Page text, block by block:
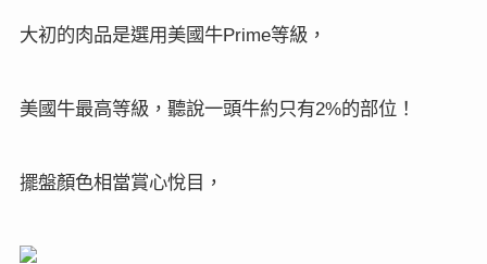
大初的肉品是選用美國牛Prime等級，
美國牛最高等級，聽說一頭牛約只有2%的部位！
擺盤顏色相當賞心悅目，